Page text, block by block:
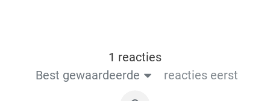
1 reacties
Best gewaardeerde
reacties eerst